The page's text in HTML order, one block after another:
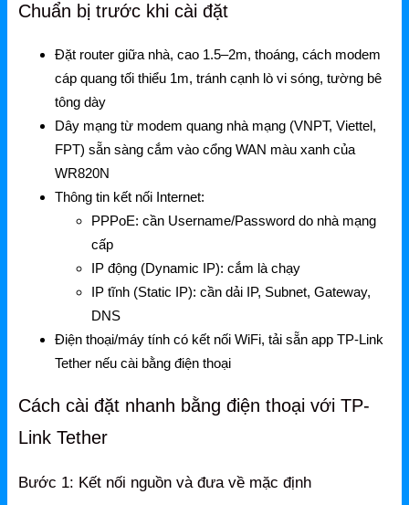
Mercusys Router WiFi
Mercusys 4G
Linksys
Linksys Router WiFi
Linksys Switch
Linksys WiFi
H3C
Wireless
Switch
Chuẩn bị trước khi cài đặt
Đặt router giữa nhà, cao 1.5–2m, thoáng, cách modem
cáp quang tối thiểu 1m, tránh cạnh lò vi sóng, tường bê
tông dày
Dây mạng từ modem quang nhà mạng (VNPT, Viettel,
FPT) sẵn sàng cắm vào cổng WAN màu xanh của
WR820N
Thông tin kết nối Internet:
PPPoE: cần Username/Password do nhà mạng
cấp
IP động (Dynamic IP): cắm là chạy
IP tĩnh (Static IP): cần dải IP, Subnet, Gateway,
DNS
Điện thoại/máy tính có kết nối WiFi, tải sẵn app TP-Link
Tether nếu cài bằng điện thoại
Cách cài đặt nhanh bằng điện thoại với TP-
Link Tether
Bước 1: Kết nối nguồn và đưa về mặc định